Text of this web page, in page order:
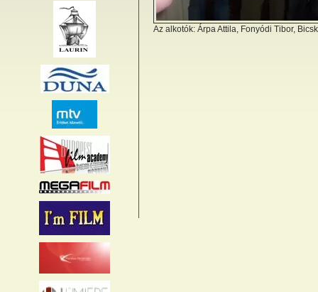
Az alkotók: Árpa Attila, Fonyódi Tibor,